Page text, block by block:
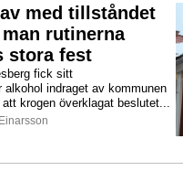
med tillståndet
rutinerna
stora fest
fick sitt
indraget av kommunen
krogen överklagat beslutet...